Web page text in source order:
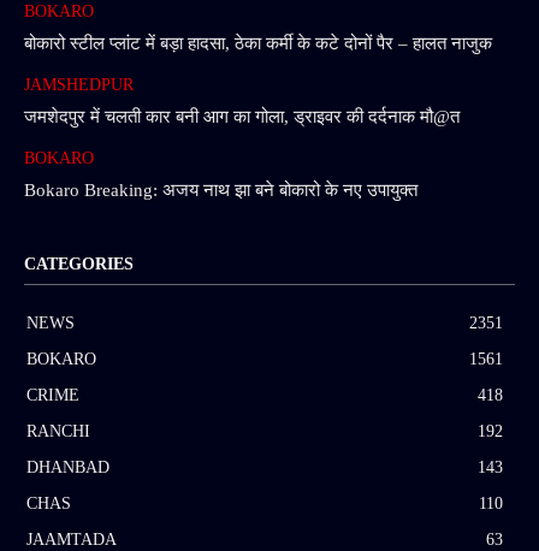
BOKARO
बोकारो स्टील प्लांट में बड़ा हादसा, ठेका कर्मी के कटे दोनों पैर – हालत नाजुक
JAMSHEDPUR
जमशेदपुर में चलती कार बनी आग का गोला, ड्राइवर की दर्दनाक मौ@त
BOKARO
Bokaro Breaking: अजय नाथ झा बने बोकारो के नए उपायुक्त
CATEGORIES
NEWS
2351
BOKARO
1561
CRIME
418
RANCHI
192
DHANBAD
143
CHAS
110
JAAMTADA
63